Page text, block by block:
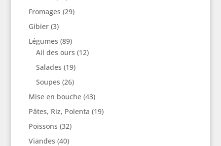
Fromages (29)
Gibier(3)
Légumes (89)
Ail des ours (12)
Salades (19)
Soupes (26)
Mise en bouche(43)
Pâtes, Riz, Polenta (19)
Poissons (32)
Viandes (40)